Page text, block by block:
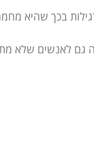
בכך שהיא
גם לאנשים שלא